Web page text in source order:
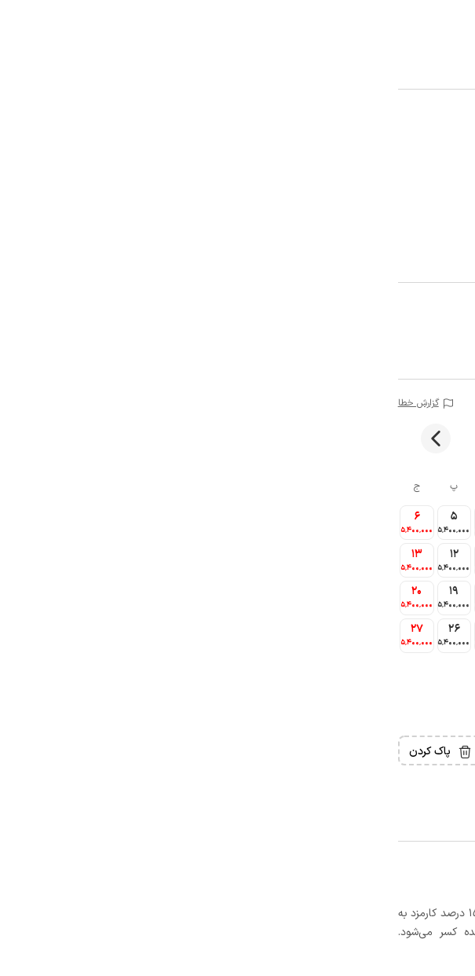
گزارش خطا
پ ج
5
5٬400٬000
6
5٬400٬000
12
5٬400٬000
13
5٬400٬000
19
5٬400٬000
20
5٬400٬000
26
5٬400٬000
27
5٬400٬000
پاک کردن
در صورتی که رزرو، حداقل 3 روز کامل قبل از تاریخ ورود لغو گردد؛ مبلغ صورتحساب پس از کسر حداکثر 15 درصد کارمزد به